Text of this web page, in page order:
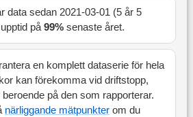
data sedan 2021-03-01(5 år 5
på99% senaste året.
en komplett dataserie för hela
kan förekomma vid driftstopp,
beroende på den som rapporterar.
närliggande mätpunkterom du